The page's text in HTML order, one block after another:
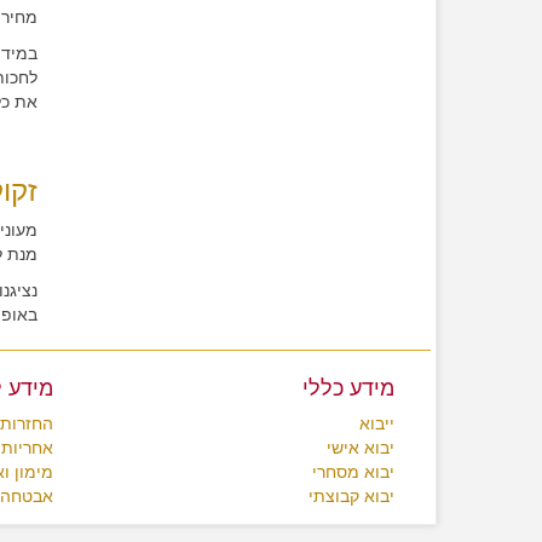
את
מנת
מידע כללי
ייבוא
יבוא אישי
יבוא מסחרי
יבוא קבוצתי
מידע
מימון
אבטחה